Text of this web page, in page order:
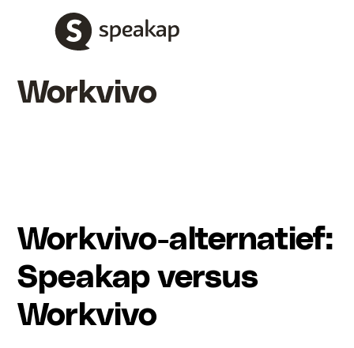
Workvivo
Workvivo-alternatief:
Speakap versus
Workvivo